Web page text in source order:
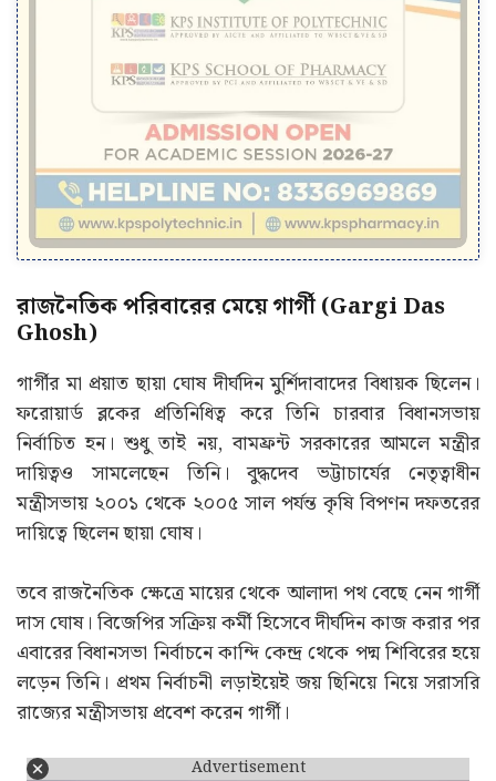
রাজনৈতিক পরিবারের মেয়ে গার্গী (Gargi Das
Ghosh)
গার্গীর মা প্রয়াত ছায়া ঘোষ দীর্ঘদিন মুর্শিদাবাদের বিধায়ক ছিলেন।
ফরোয়ার্ড ব্লকের প্রতিনিধিত্ব করে তিনি চারবার বিধানসভায়
নির্বাচিত হন। শুধু তাই নয়, বামফ্রন্ট সরকারের আমলে মন্ত্রীর
দায়িত্বও সামলেছেন তিনি। বুদ্ধদেব ভট্টাচার্যের নেতৃত্বাধীন
মন্ত্রীসভায় ২০০১ থেকে ২০০৫ সাল পর্যন্ত কৃষি বিপণন দফতরের
দায়িত্বে ছিলেন ছায়া ঘোষ।
তবে রাজনৈতিক ক্ষেত্রে মায়ের থেকে আলাদা পথ বেছে নেন গার্গী
দাস ঘোষ। বিজেপির সক্রিয় কর্মী হিসেবে দীর্ঘদিন কাজ করার পর
এবারের বিধানসভা নির্বাচনে কান্দি কেন্দ্র থেকে পদ্ম শিবিরের হয়ে
লড়েন তিনি। প্রথম নির্বাচনী লড়াইয়েই জয় ছিনিয়ে নিয়ে সরাসরি
রাজ্যের মন্ত্রীসভায় প্রবেশ করেন গার্গী।
Advertisement